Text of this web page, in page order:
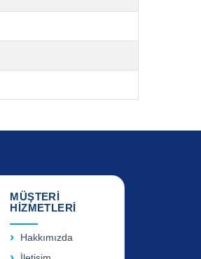
MÜŞTERİ
HİZMETLERİ
Hakkımızda